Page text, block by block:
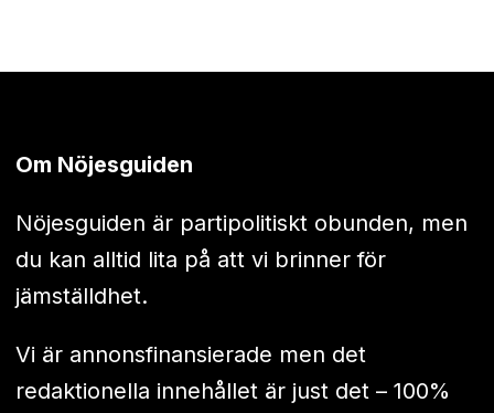
Om Nöjesguiden
Nöjesguiden är partipolitiskt obunden, men
du kan alltid lita på att vi brinner för
jämställdhet.
Vi är annonsfinansierade men det
redaktionella innehållet är just det – 100%